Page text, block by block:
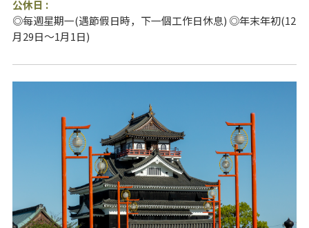
公休日 :
◎每週星期一(遇節假日時，下一個工作日休息) ◎年末年初(12
月29日～1月1日)